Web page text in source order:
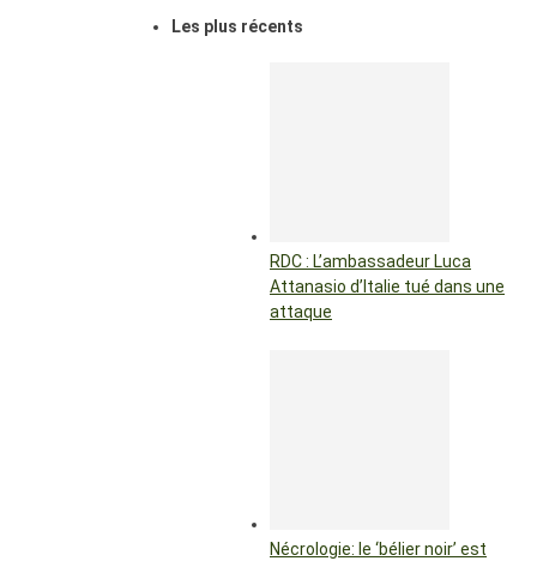
Les plus récents
RDC : L’ambassadeur Luca
Attanasio d’Italie tué dans une
attaque
Nécrologie: le ‘bélier noir’ est